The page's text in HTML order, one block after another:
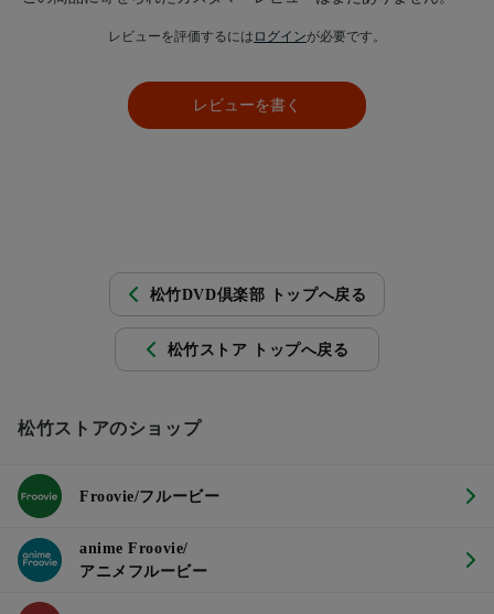
レビューを評価するには ログインが必要です。
レビューを書く
松竹DVD倶楽部 トップへ戻る
松竹ストア トップへ戻る
松竹ストアのショップ
Froovie/フルービー
anime Froovie/
アニメフルービー